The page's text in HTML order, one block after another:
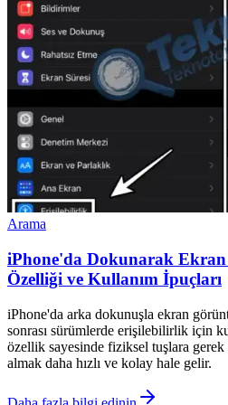
Arama
iPhone'da Dokunarak
Özelliği ve Kullanım İpuçları
iPhone'da arka dokunuşla ekran
sonrası sürümlerde erişilebilirlik için
özellik sayesinde fiziksel tuşlara
almak daha hızlı ve kolay hale gelir.